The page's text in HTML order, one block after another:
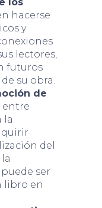
hacerse
y
lectores,
futuros
su obra.
de
entre
la
del
ser
libro en